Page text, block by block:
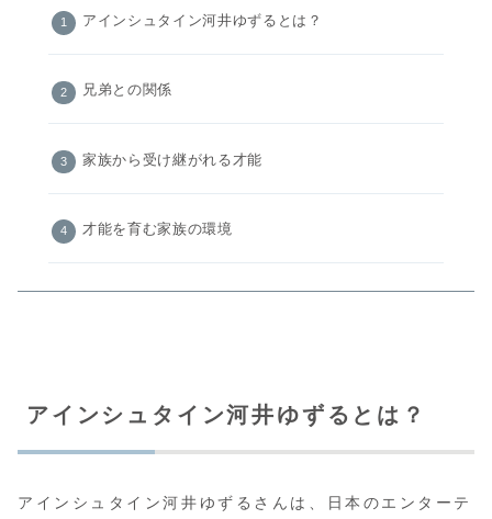
アインシュタイン河井ゆずるとは？
兄弟との関係
家族から受け継がれる才能
才能を育む家族の環境
アインシュタイン河井ゆずるとは？
アインシュタイン河井ゆずるさんは、日本のエンターテ